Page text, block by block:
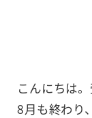
こんにちは
8月も終わり